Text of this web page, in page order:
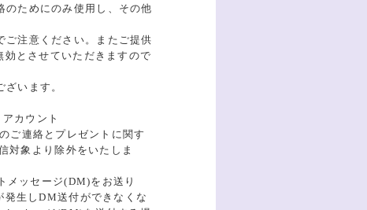
のためにのみ使用し、その他
ご注意ください。またご提供
とさせていただきますので
います。
カウント
ご連絡とプレゼントに関す
対象より除外をいたしま
メッセージ(DM)をお送り
発生しDM送付ができなくな